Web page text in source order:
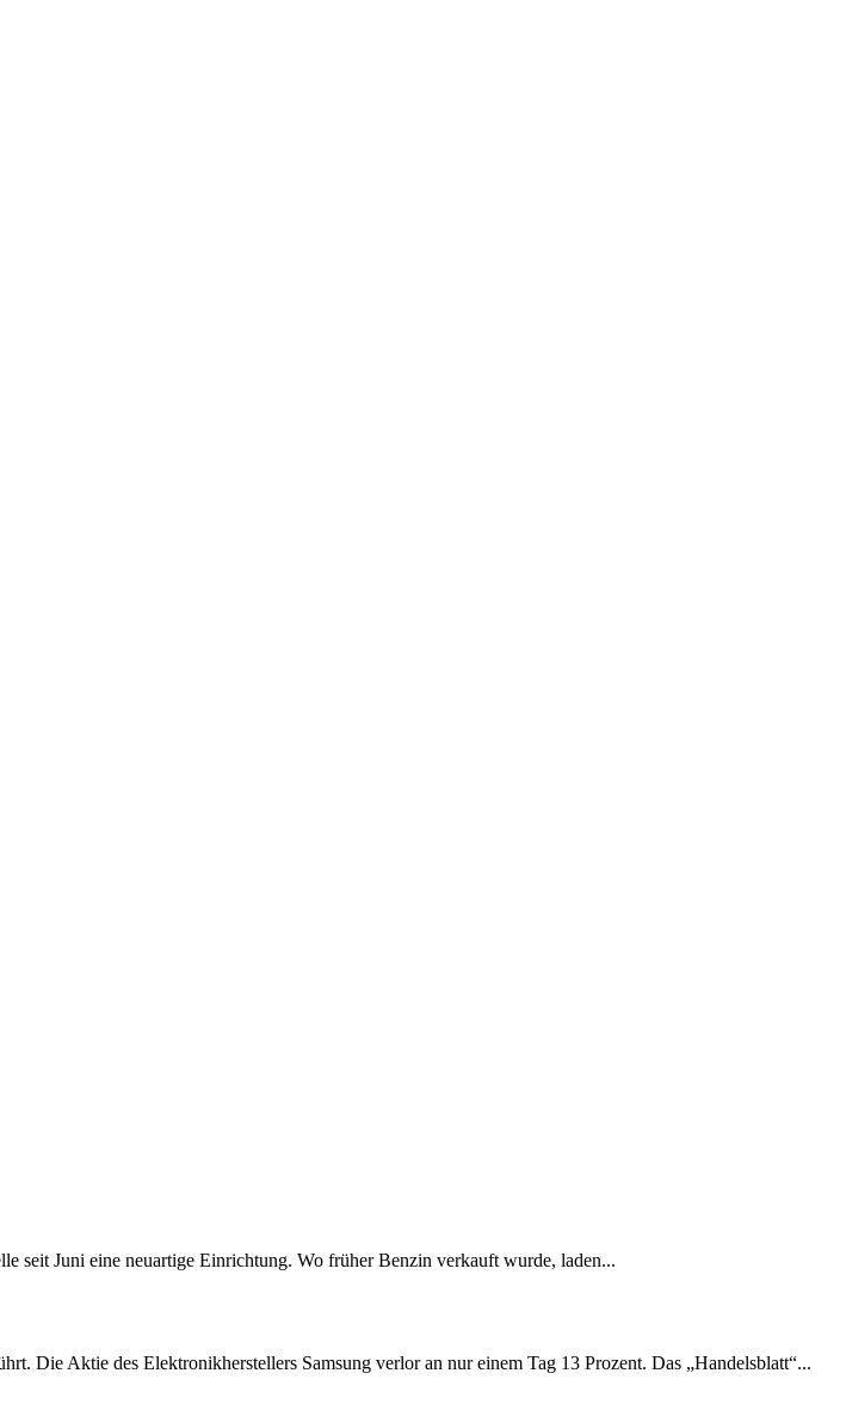
seit Juni eine neuartige Einrichtung. Wo früher Benzin verkauft wurde, laden...
Die Aktie des Elektronikherstellers Samsung verlor an nur einem Tag 13 Prozent. Das „Handelsblatt“...